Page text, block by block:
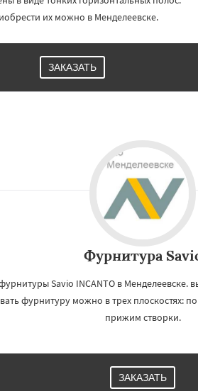
их можно в Менделеевске.
ЗАКАЗАТЬ
Фурнитура
Savio INCANTO в Менделеевске.
фурнитуру можно в трех плоскостях:
прижим створки.
ЗАКАЗАТЬ